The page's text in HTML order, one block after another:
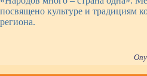
посвящено культуре и традициям
региона.